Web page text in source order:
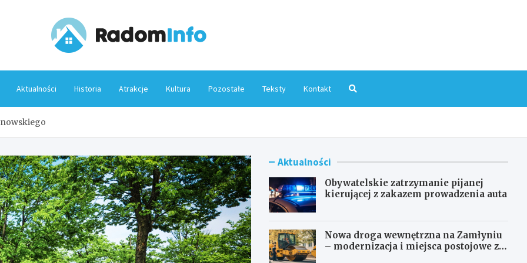
Aktualności Historia Atrakcje Kultura Pozostałe Teksty Kontakt
Aktualności
Obywatelskie zatrzymanie pijanej
kierującej z zakazem prowadzenia auta
Nowa droga wewnętrzna na Zamłyniu
– modernizacja i miejsca postojowe za